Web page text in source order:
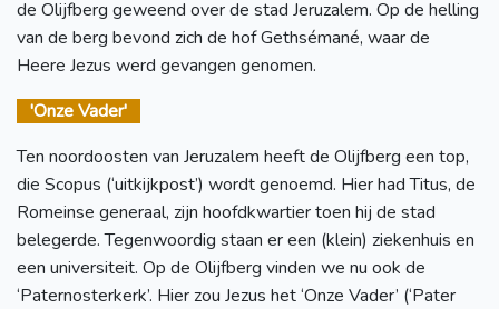
de Olijfberg geweend over de stad Jeruzalem. Op de helling
van de berg bevond zich de hof Gethsémané, waar de
Heere Jezus werd gevangen genomen.
'Onze Vader'
Ten noordoosten van Jeruzalem heeft de Olijfberg een top,
die Scopus (‘uitkijkpost’) wordt genoemd. Hier had Titus, de
Romeinse generaal, zijn hoofdkwartier toen hij de stad
belegerde. Tegenwoordig staan er een (klein) ziekenhuis en
een universiteit. Op de Olijfberg vinden we nu ook de
‘Paternosterkerk’. Hier zou Jezus het ‘Onze Vader’ (‘Pater